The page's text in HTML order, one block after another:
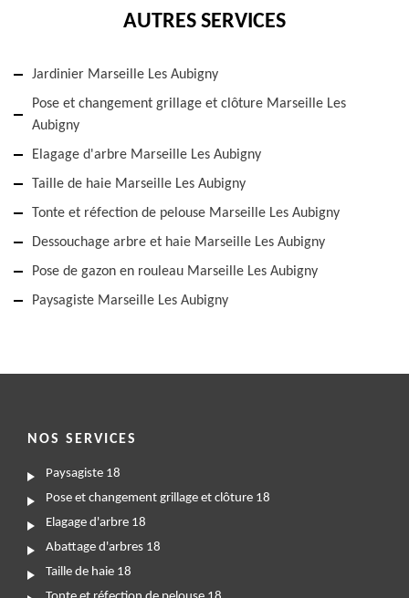
AUTRES SERVICES
Jardinier Marseille Les Aubigny
Pose et changement grillage et clôture Marseille Les
Aubigny
Elagage d'arbre Marseille Les Aubigny
Taille de haie Marseille Les Aubigny
Tonte et réfection de pelouse Marseille Les Aubigny
Dessouchage arbre et haie Marseille Les Aubigny
Pose de gazon en rouleau Marseille Les Aubigny
Paysagiste Marseille Les Aubigny
NOS SERVICES
Paysagiste 18
Pose et changement grillage et clôture 18
Elagage d'arbre 18
Abattage d'arbres 18
Taille de haie 18